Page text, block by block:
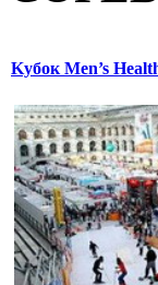
Kубок Men’s